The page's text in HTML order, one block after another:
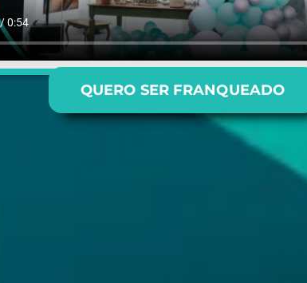
QUERO SER FRANQUEADO